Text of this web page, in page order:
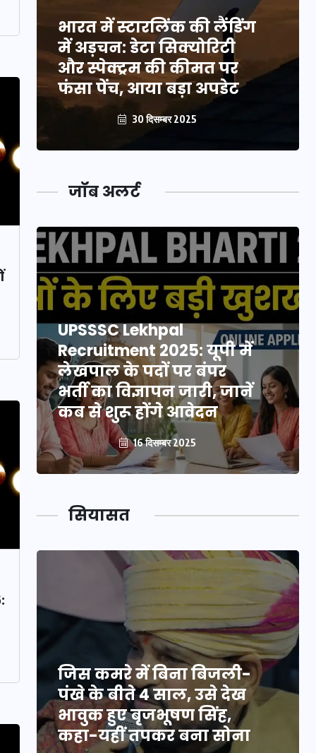
भारत में स्टारलिंक की लैंडिंग
में अड़चन: डेटा सिक्योरिटी
और स्पेक्ट्रम की कीमत पर
फंसा पेंच, आया बड़ा अपडेट
30 दिसम्बर 2025
जॉब अलर्ट
UPSSSC Lekhpal
Recruitment 2025: यूपी में
लेखपाल के पदों पर बंपर
भर्ती का विज्ञापन जारी, जानें
कब से शुरू होंगे आवेदन
16 दिसम्बर 2025
सियासत
जिस कमरे में बिना बिजली-
पंखे के बीते 4 साल, उसे देख
भावुक हुए बृजभूषण सिंह,
कहा-यहीं तपकर बना सोना